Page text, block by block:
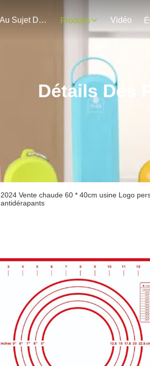
Au Sujet De Nous Produits Vidéo
Détails Des
2024 Vente chaude 60 * 40cm usine Logo
antidérapants